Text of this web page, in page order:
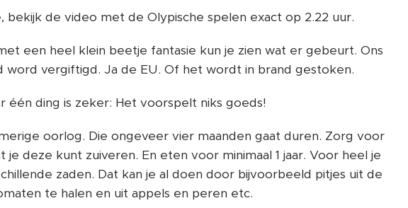
bekijk de video met de Olypische spelen exact op 2.22 uur.
een heel klein beetje fantasie kun je zien wat er gebeurt. Ons
word vergiftigd. Ja de EU. Of het wordt in brand gestoken.
één ding is zeker: Het voorspelt niks goeds!
oorlog. Die ongeveer vier maanden gaat duren. Zorg voor
deze kunt zuiveren. En eten voor minimaal 1 jaar. Voor heel je
zaden. Dat kan je al doen door bijvoorbeeld pitjes uit de
te halen en uit appels en peren etc.